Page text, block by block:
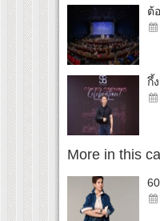
ต้
กึ้
More in this